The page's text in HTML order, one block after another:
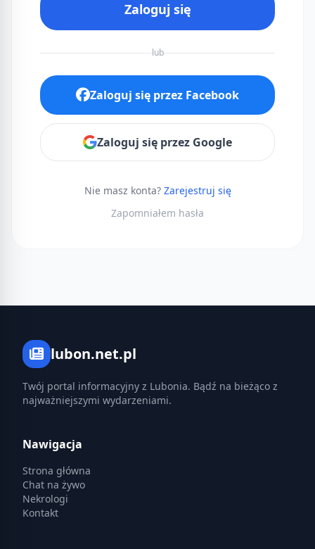
Zaloguj się
lub
Zaloguj się przez Facebook
Zaloguj się przez Google
Nie masz konta? Zarejestruj się
Zapomniałem hasła
lubon.net.pl
Twój portal informacyjny z Lubonia. Bądź na bieżąco z
najważniejszymi wydarzeniami.
Nawigacja
Strona główna
Chat na żywo
Nekrologi
Kontakt